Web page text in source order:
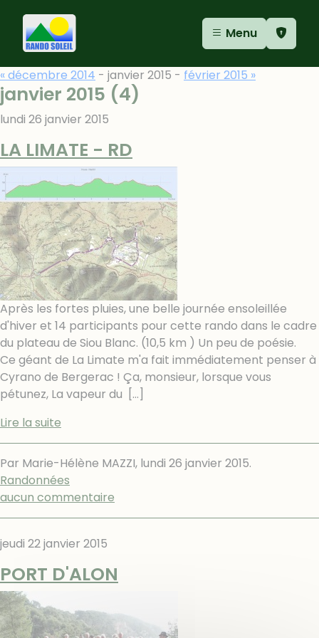
Menu
« décembre 2014 - janvier 2015 - février 2015 »
janvier 2015 (4)
lundi 26 janvier 2015
LA LIMATE - RD
Après les fortes pluies, une belle journée ensoleillée
d'hiver et 14 participants pour cette rando dans le cadre
du plateau de Siou Blanc. (10,5 km ) Un peu de poésie.
Ce géant de La Limate m'a fait immédiatement penser à
Cyrano de Bergerac ! Ça, monsieur, lorsque vous
pétunez, La vapeur du
[…]
Lire la suite
Par Marie-Hélène MAZZI, lundi 26 janvier 2015.
Randonnées
aucun commentaire
jeudi 22 janvier 2015
PORT D'ALON